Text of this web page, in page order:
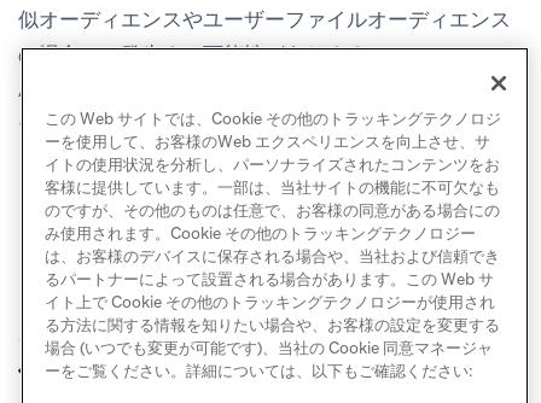
似オーディエンスやユーザーファイルオーディエンス
の場合）に発生する可能性があります。Braze
Audience Syncキャンバスステップを通じて新しいオ
ーディエンスを作成してみてください。
前へ The Trade Desk 次へ
この Web サイトでは、Cookie その他のトラッキングテクノロジ
ーを使用して、お客様のWeb エクスペリエンスを向上させ、サ
イトの使用状況を分析し、パーソナライズされたコンテンツをお
客様に提供しています。一部は、当社サイトの機能に不可欠なも
のですが、その他のものは任意で、お客様の同意がある場合にの
み使用されます。Cookie その他のトラッキングテクノロジー
は、お客様のデバイスに保存される場合や、当社および信頼でき
るパートナーによって設置される場合があります。この Web サ
イト上で Cookie その他のトラッキングテクノロジーが使用され
る方法に関する情報を知りたい場合や、お客様の設定を変更する
場合 (いつでも変更が可能です)、当社の Cookie 同意マネージャ
ーをご覧ください。詳細については、以下もご確認ください: